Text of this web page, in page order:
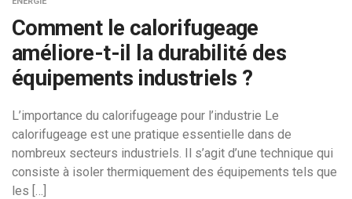
Comment le calorifugeage
améliore-t-il la durabilité des
équipements industriels ?
L’importance du calorifugeage pour l’industrie Le
calorifugeage est une pratique essentielle dans de
nombreux secteurs industriels. Il s’agit d’une technique qui
consiste à isoler thermiquement des équipements tels que
les […]